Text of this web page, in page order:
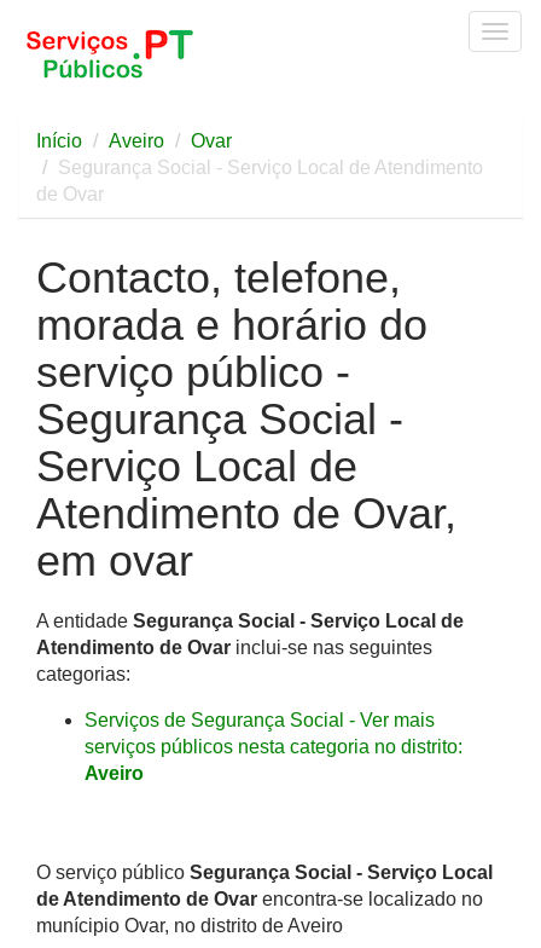
Início Aveiro
Ovar
Segurança Social - Serviço Local de Atendimento
de Ovar
Contacto, telefone,
morada e horário do
serviço público -
Segurança Social -
Serviço Local de
Atendimento de Ovar,
em ovar
A entidade Segurança Social - Serviço Local de
Atendimento de Ovar inclui-se nas seguintes
categorias:
Serviços de Segurança Social - Ver mais
serviços públicos nesta categoria no distrito:
Aveiro
O serviço público Segurança Social - Serviço Local
de Atendimento de Ovar encontra-se localizado no
munícipio Ovar, no distrito de Aveiro